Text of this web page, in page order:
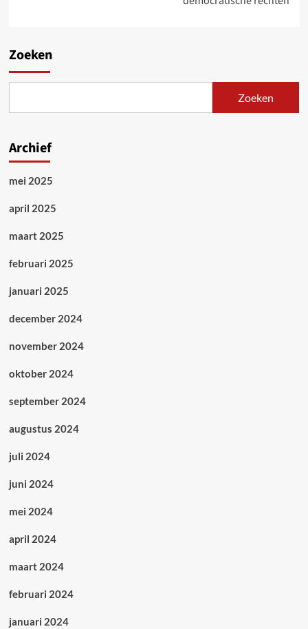
Zoeken
Zoeken
Archief
mei 2025
april 2025
maart 2025
februari 2025
januari 2025
december 2024
november 2024
oktober 2024
september 2024
augustus 2024
juli 2024
juni 2024
mei 2024
april 2024
maart 2024
februari 2024
januari 2024